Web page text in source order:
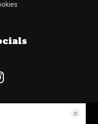
per habilitar la funcionalitat